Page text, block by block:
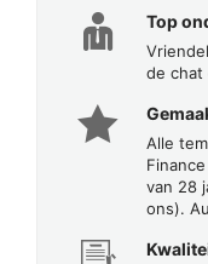
Top
de chat
Alle
van 28
ons).